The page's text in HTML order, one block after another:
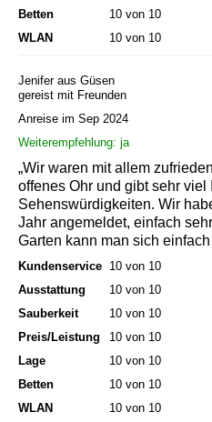
Betten
10 von 10
WLAN
10 von 10
Jenifer aus Güsen
gereist mit Freunden
Anreise im Sep 2024
Weiterempfehlung: ja
„Wir waren mit allem
offenes Ohr und gibt sehr viel
Sehenswürdigkeiten. Wir
Jahr angemeldet, einfach
Garten kann man sich
Kundenservice 10 von 10
Ausstattung
10 von 10
Sauberkeit
10 von 10
Preis/Leistung
10 von 10
Lage
10 von 10
Betten
10 von 10
WLAN
10 von 10